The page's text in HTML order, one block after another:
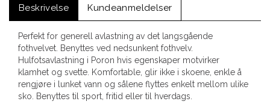
Beskrivelse Kundeanmeldelser
Perfekt for generell avlastning av det langsgående
fothvelvet. Benyttes ved nedsunkent fothvelv.
Hulfotsavlastning i Poron hvis egenskaper motvirker
klamhet og svette. Komfortable, glir ikke i skoene, enkle å
rengjøre i lunket vann og sålene flyttes enkelt mellom ulike
sko. Benyttes til sport, fritid eller til hverdags.